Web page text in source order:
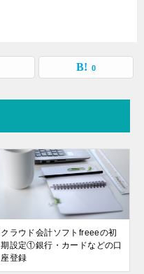
0
クラウド会計ソフトfreeeの初
期設定①銀行・カードなどの口
座登録